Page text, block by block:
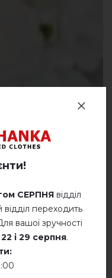
СЕРПНЯвідділ
відділ переходить
вашої зручності
22 і 29 серпня.